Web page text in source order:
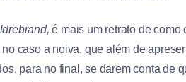
é mais um retrato de como
caso a noiva, que além de
para no final, se darem conta de